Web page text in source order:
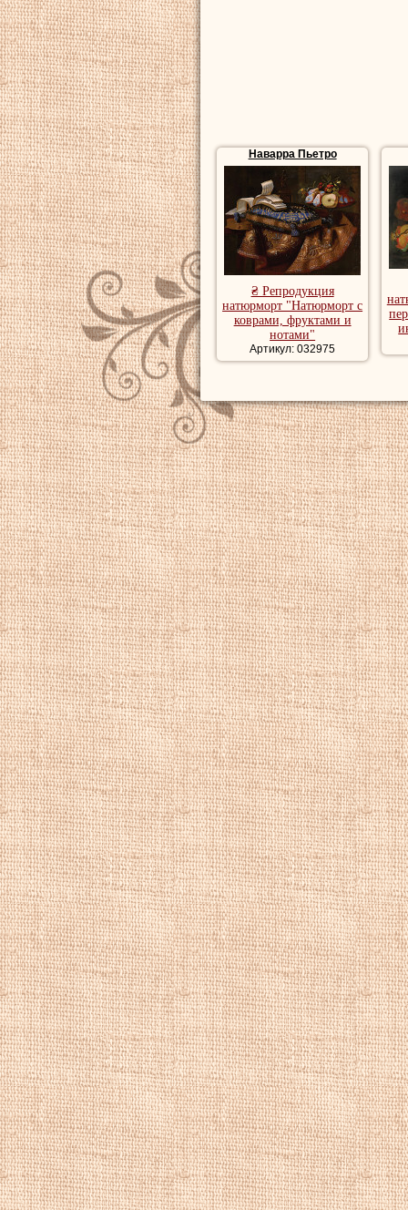
Наварра Пьетро
₴ Репродукция
натюрморт "Натюрморт с
коврами, фруктами и
нотами"
Артикул: 032975